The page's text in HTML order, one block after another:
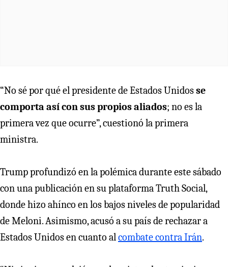
“No sé por qué el presidente de Estados Unidosse
comporta así con sus propios aliados; no es la
primera vez que ocurre”, cuestionó la primera
ministra.
Trump profundizó en la polémica durante este sábado
con una publicación en su plataforma Truth Social,
donde hizo ahínco en los bajos niveles de popularidad
de Meloni. Asimismo, acusó a su país de rechazar a
Estados Unidos en cuanto alcombate contra Irán.